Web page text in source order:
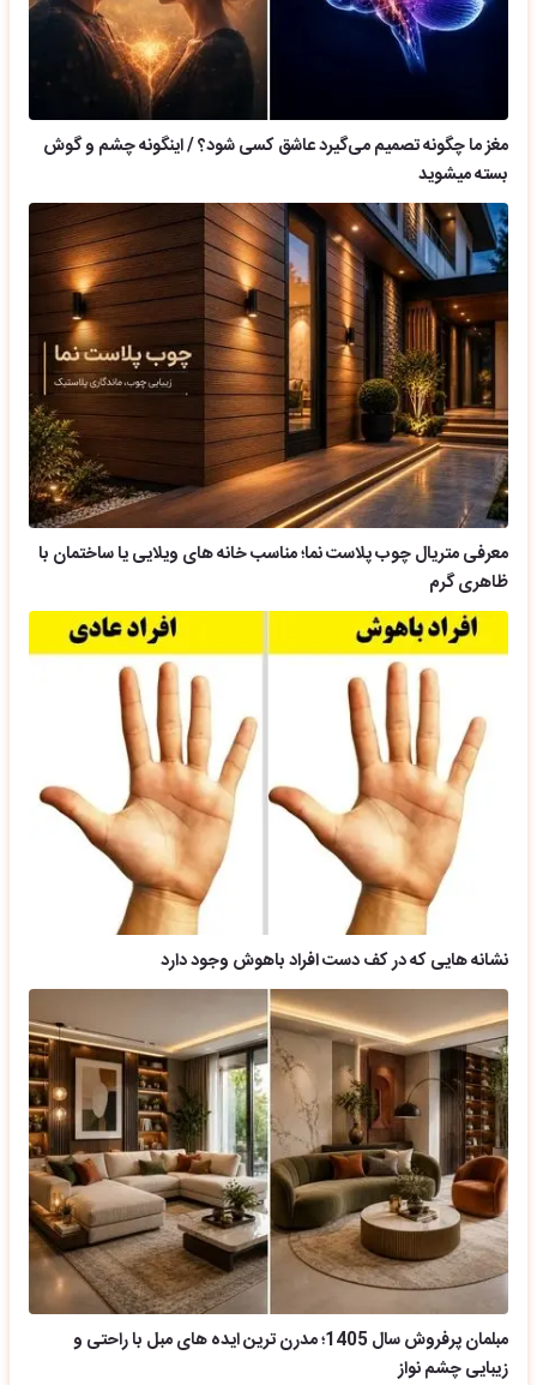
مغز ما چگونه تصمیم می‌گیرد عاشق کسی شود؟ / اینگونه چشم و گوش
بسته میشوید
معرفی متریال چوب پلاست نما؛ مناسب خانه های ویلایی یا ساختمان با
ظاهری گرم
نشانه هایی که در کف دست افراد باهوش وجود دارد
مبلمان پرفروش سال 1405؛ مدرن ترین ایده های مبل با راحتی و
زیبایی چشم نواز